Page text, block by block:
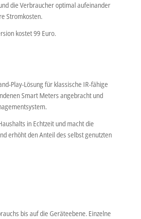
die Verbraucher optimal aufeinander
Stromkosten.
kostet 99 Euro.
Play-Lösung für klassische IR-fähige
Smart Meters angebracht und
in Echtzeit und macht die
erhöht den Anteil des selbst genutzten
bis auf die Geräteebene. Einzelne